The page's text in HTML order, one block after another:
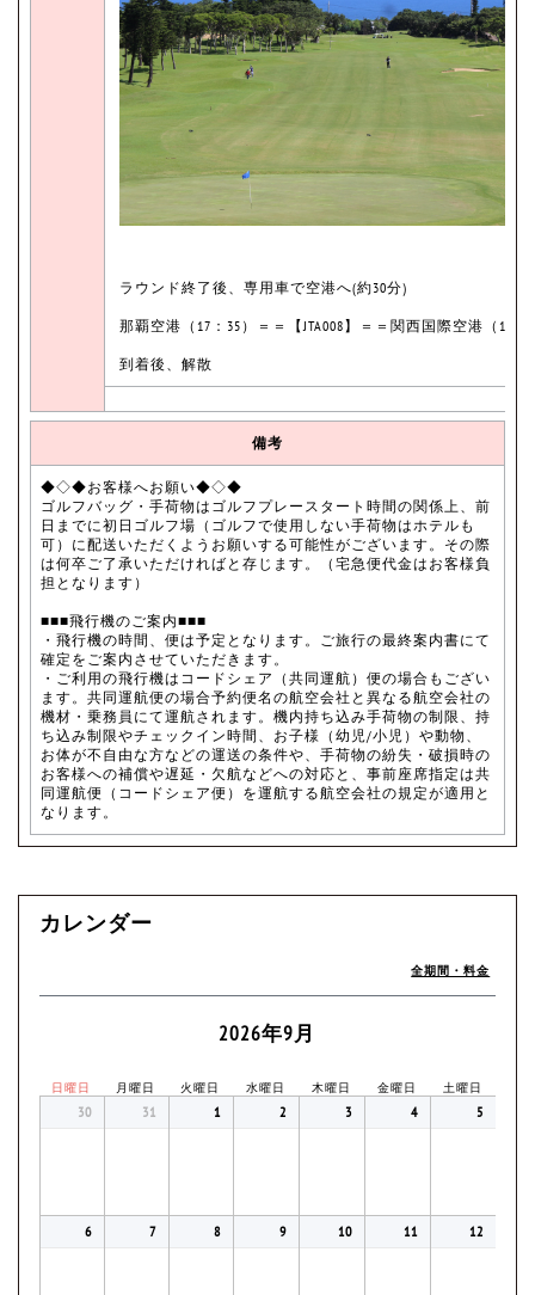
ラウンド終了後、専用車で空港へ(約30分)
那覇空港（17：35）＝＝【JTA008】＝＝関西国際空港（19：
到着後、解散
備考
◆◇◆お客様へお願い◆◇◆
ゴルフバッグ・手荷物はゴルフプレースタート時間の関係上、前
日までに初日ゴルフ場（ゴルフで使用しない手荷物はホテルも
可）に配送いただくようお願いする可能性がございます。その際
は何卒ご了承いただければと存じます。（宅急便代金はお客様負
担となります）
■■■飛行機のご案内■■■
・飛行機の時間、便は予定となります。ご旅行の最終案内書にて
確定をご案内させていただきます。
・ご利用の飛行機はコードシェア（共同運航）便の場合もござい
ます。共同運航便の場合予約便名の航空会社と異なる航空会社の
機材・乗務員にて運航されます。機内持ち込み手荷物の制限、持
ち込み制限やチェックイン時間、お子様（幼児/小児）や動物、
お体が不自由な方などの運送の条件や、手荷物の紛失・破損時の
お客様への補償や遅延・欠航などへの対応と、事前座席指定は共
同運航便（コードシェア便）を運航する航空会社の規定が適用と
なります。
カレンダー
全期間・料金
2026年9月
日曜日 月曜日 火曜日 水曜日 木曜日 金曜日 土曜日
30 31 1 2 3 4 5
6 7 8 9 10 11 12